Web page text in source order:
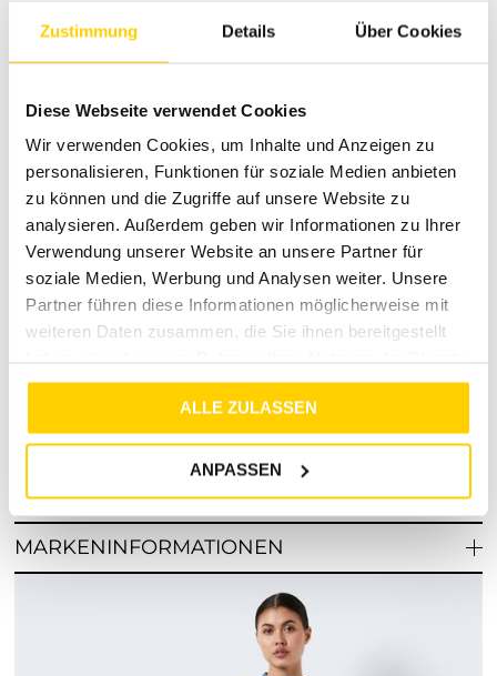
Zustimmung Details Über Cookies
Diese Webseite verwendet Cookies
Wir verwenden Cookies, um Inhalte und Anzeigen zu
personalisieren, Funktionen für soziale Medien anbieten
zu können und die Zugriffe auf unsere Website zu
analysieren. Außerdem geben wir Informationen zu Ihrer
Verwendung unserer Website an unsere Partner für
soziale Medien, Werbung und Analysen weiter. Unsere
Partner führen diese Informationen möglicherweise mit
weiteren Daten zusammen, die Sie ihnen bereitgestellt
gesammelt haben.
ALLE ZULASSEN
ANPASSEN
Datteln, Lüdinghausen, Marl oder Herten. Unsere
Qualität und Stil vereint. Unser Sortiment bietet dir eine
Vielzahl an modischen Kleidungsstücken, die deinen
individuellen Look unterstreichen. Entdecke die neuesten
Trends und lasse dich von unserer Leidenschaft für Mode
inspirieren.
Starte jetzt dein Modeerlebnis
Verpasse nicht die Gelegenheit, dein neues Lieblingskleid zu
deinem Warenkorb hinzu!
RETOURE / REKLAMATION
MARKENINFORMATIONEN